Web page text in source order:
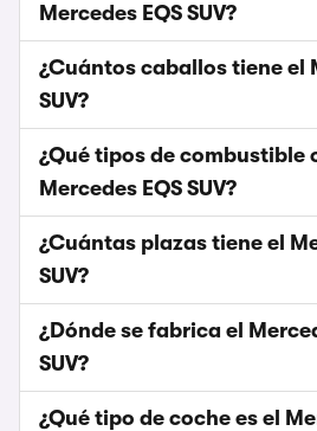
Mercedes EQS SUV?
¿Cuántos caballos tiene el
SUV?
¿Qué tipos de combustible
Mercedes EQS SUV?
¿Cuántas plazas tiene el
SUV?
¿Dónde se fabrica el
SUV?
¿Qué tipo de coche es el